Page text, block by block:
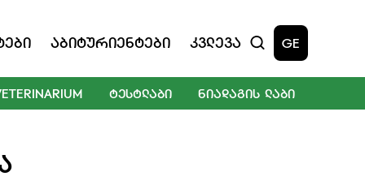
Აბიტურიენტები Კვლევა GE
ᲢᲔᲡᲢᲚᲐᲑᲘ ᲜᲘᲐᲓᲐᲒᲘᲡ ᲚᲐᲑᲘ